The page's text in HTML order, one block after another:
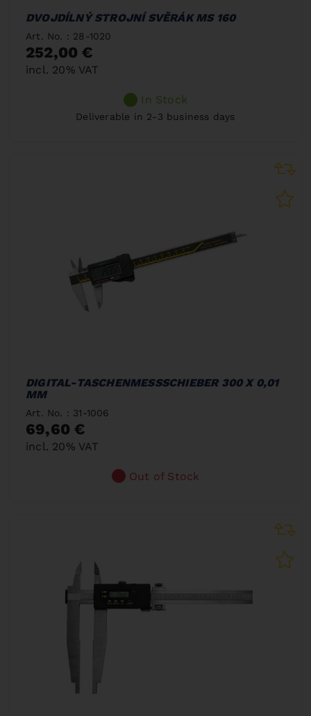
DVOJDÍLNÝ STROJNÍ SVĚRÁK MS 160
Art. No. : 28-1020
252,00 €
incl. 20% VAT
In Stock
Deliverable in 2-3 business days
DIGITAL-TASCHENMESSSCHIEBER 300 X 0,01
MM
Art. No. : 31-1006
69,60 €
incl. 20% VAT
Out of Stock